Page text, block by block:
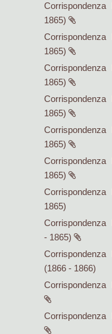
Corrispondenza
1865)
Corrispondenza
1865)
Corrispondenza
1865)
Corrispondenza
1865)
Corrispondenza
1865)
Corrispondenza
1865)
Corrispondenza
1865)
Corrispondenza
- 1865)
Corrispondenza
(1866 - 1866)
Corrispondenza
Corrispondenza